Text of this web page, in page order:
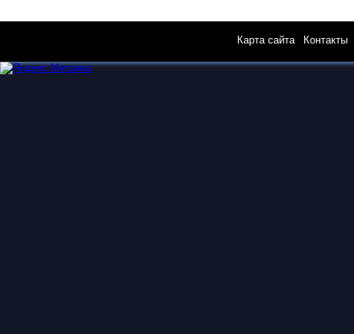
Карта сайта| Контакты